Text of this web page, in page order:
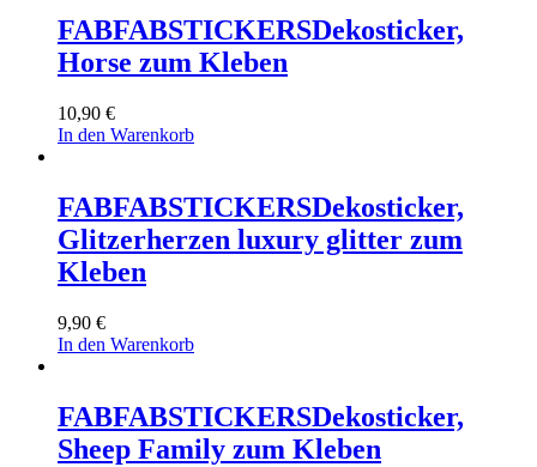
FABFABSTICKERSDekosticker,
Horse zum Kleben
10,90 €
In den Warenkorb
FABFABSTICKERSDekosticker,
Glitzerherzen luxury glitter zum
Kleben
9,90 €
In den Warenkorb
FABFABSTICKERSDekosticker,
Sheep Family zum Kleben